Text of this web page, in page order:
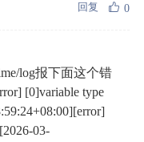
回复 0
log报下面这个错
[0]variable type
03-